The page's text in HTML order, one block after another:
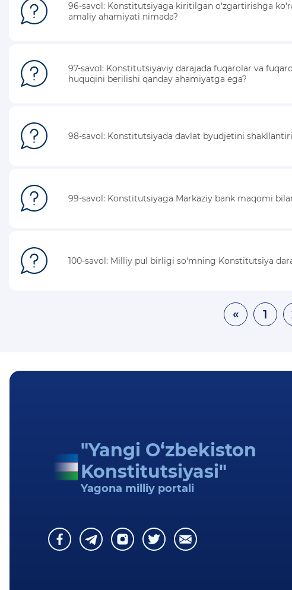
96-savol: Konstitutsiyaga kiritilgan o‘zgartirishga
amaliy ahamiyati nimada?
97-savol: Konstitutsiyaviy darajada fuqarolar va
huquqini berilishi qanday ahamiyatga ega?
98-savol: Konstitutsiyada davlat byudjetini
99-savol: Konstitutsiyaga Markaziy bank maqomi
100-savol: Milliy pul birligi so‘mning Konstitutsiya
« 1
"Yangi O‘zbekiston
Konstitutsiyasi"
Yagona milliy portali